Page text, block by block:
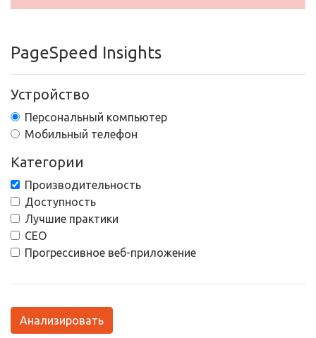
PageSpeed Insights
Устройство
Персональный компьютер
Мобильный телефон
Категории
Производительность
Доступность
Лучшие практики
СЕО
Прогрессивное веб-приложение
Анализировать